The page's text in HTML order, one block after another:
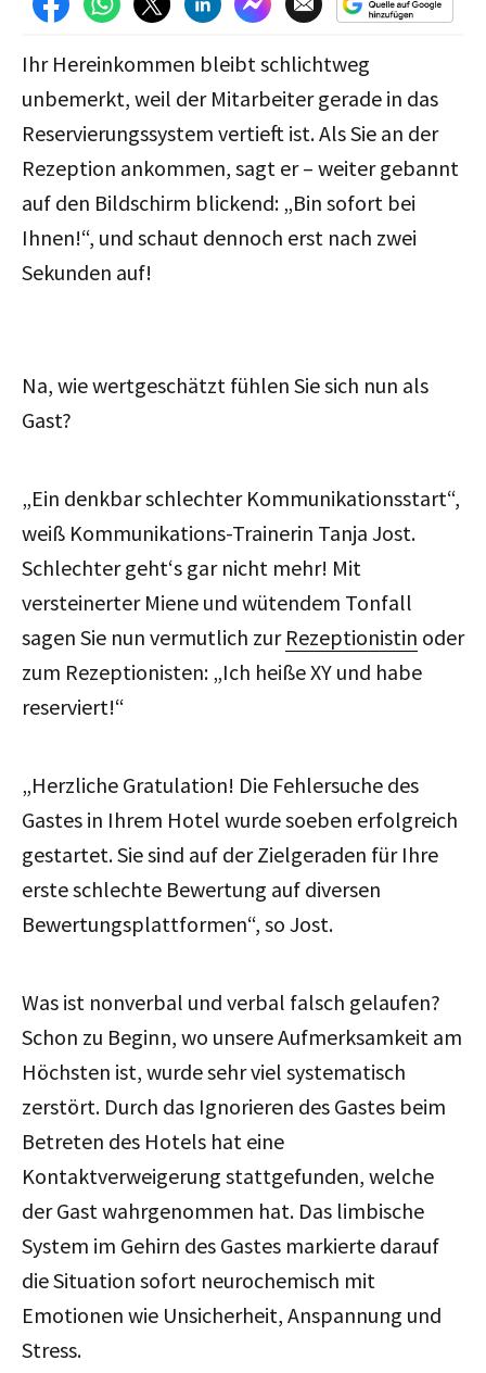
Ihr Hereinkommen bleibt schlichtweg
unbemerkt, weil der Mitarbeiter gerade in das
Reservierungssystem vertieft ist. Als Sie an der
Rezeption ankommen, sagt er – weiter gebannt
auf den Bildschirm blickend: „Bin sofort bei
Ihnen!“, und schaut dennoch erst nach zwei
Sekunden auf!
Na, wie wertgeschätzt fühlen Sie sich nun als
Gast?
„Ein denkbar schlechter Kommunikationsstart“,
weiß Kommunikations-Trainerin Tanja Jost.
Schlechter geht‘s gar nicht mehr! Mit
versteinerter Miene und wütendem Tonfall
sagen Sie nun vermutlich zur Rezeptionistin oder
zum Rezeptionisten: „Ich heiße XY und habe
reserviert!“
„Herzliche Gratulation! Die Fehlersuche des
Gastes in Ihrem Hotel wurde soeben erfolgreich
gestartet. Sie sind auf der Zielgeraden für Ihre
erste schlechte Bewertung auf diversen
Bewertungsplattformen“, so Jost.
Was ist nonverbal und verbal falsch gelaufen?
Schon zu Beginn, wo unsere Aufmerksamkeit am
Höchsten ist, wurde sehr viel systematisch
zerstört. Durch das Ignorieren des Gastes beim
Betreten des Hotels hat eine
Kontaktverweigerung stattgefunden, welche
der Gast wahrgenommen hat. Das limbische
System im Gehirn des Gastes markierte darauf
die Situation sofort neurochemisch mit
Emotionen wie Unsicherheit, Anspannung und
Stress.